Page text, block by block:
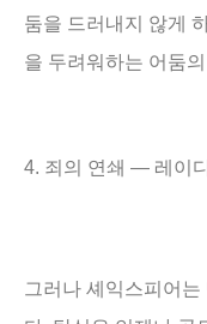
둠을 드러내지 않게
을 두려워하는 어둠
4. 죄의 연쇄 ― 레이
그러나 셰익스피어